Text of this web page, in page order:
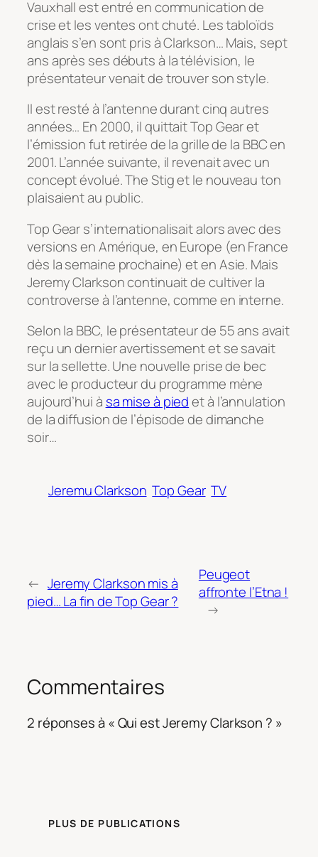
Vauxhall est entré en communication de
crise et les ventes ont chuté. Les tabloïds
anglais s’en sont pris à Clarkson… Mais, sept
ans après ses débuts à la télévision, le
présentateur venait de trouver son style.
Il est resté à l’antenne durant cinq autres
années… En 2000, il quittait Top Gear et
l’émission fut retirée de la grille de la BBC en
2001. L’année suivante, il revenait avec un
concept évolué. The Stig et le nouveau ton
plaisaient au public.
Top Gear s’internationalisait alors avec des
versions en Amérique, en Europe (en France
dès la semaine prochaine) et en Asie. Mais
Jeremy Clarkson continuait de cultiver la
controverse à l’antenne, comme en interne.
Selon la BBC, le présentateur de 55 ans avait
reçu un dernier avertissement et se savait
sur la sellette. Une nouvelle prise de bec
avec le producteur du programme mène
aujourd’hui à sa mise à piedet à l’annulation
de la diffusion de l’épisode de dimanche
soir…
Jeremu Clarkson Top Gear TV
← Jeremy Clarkson mis à
pied… La fin de Top Gear ?
Peugeot
affronte l’Etna !
→
Commentaires
2 réponses à « Qui est Jeremy Clarkson ? »
PLUS DE PUBLICATIONS